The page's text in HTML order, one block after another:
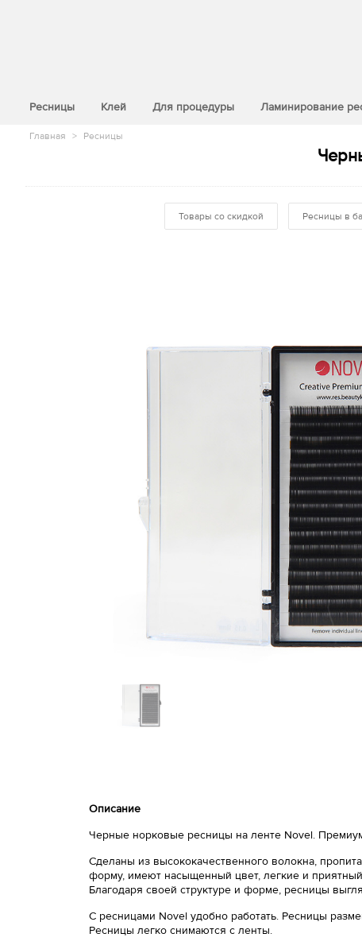
Ресницы Клей Для процедуры Ламинирование
Главная > Ресницы
Товары со скидкой Ресницы в
Описание
Черные норковые ресницы на ленте Novel.
Сделаны из высококачественного волокна,
форму, имеют насыщенный цвет, легкие и
Благодаря своей структуре и форме, ресницы
С ресницами Novel удобно работать. Ресницы
Ресницы легко снимаются с ленты.